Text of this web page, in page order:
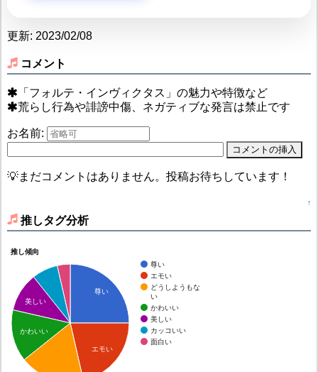
更新: 2023/02/08
コメント
「フォルテ・インヴィクタス」の魅力や特徴など
荒らし行為や誹謗中傷、ネガティブな発言は禁止です
お名前:
💡まだコメントはありません。投稿お待ちしています！
↑
推しタグ分析
推し傾向
尊い
エモい
どうしようもな
い
かわいい
美しい
カッコいい
面白い
尊い
エモい
美しい
かわいい